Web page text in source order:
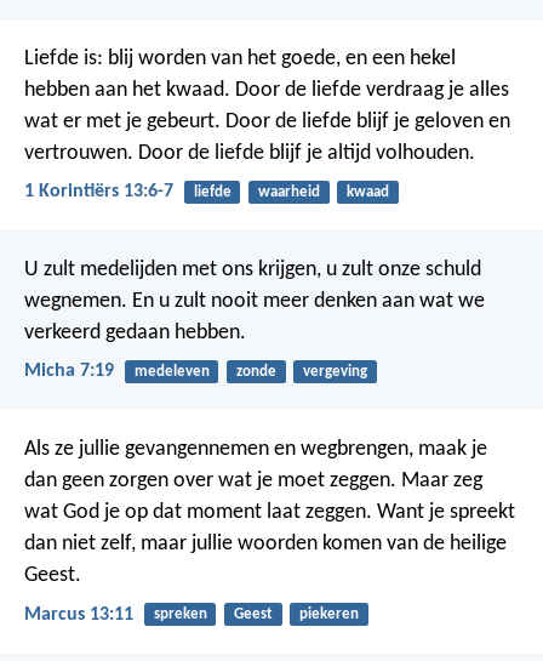
Liefde is: blij worden van het goede, en een hekel
hebben aan het kwaad. Door de liefde verdraag je alles
wat er met je gebeurt. Door de liefde blijf je geloven en
vertrouwen. Door de liefde blijf je altijd volhouden.
1 Korintiërs 13:6-7 liefde waarheid kwaad
U zult medelijden met ons krijgen, u zult onze schuld
wegnemen. En u zult nooit meer denken aan wat we
verkeerd gedaan hebben.
Micha 7:19 medeleven zonde vergeving
Als ze jullie gevangennemen en wegbrengen, maak je
dan geen zorgen over wat je moet zeggen. Maar zeg
wat God je op dat moment laat zeggen. Want je spreekt
dan niet zelf, maar jullie woorden komen van de heilige
Geest.
Marcus 13:11 spreken Geest piekeren